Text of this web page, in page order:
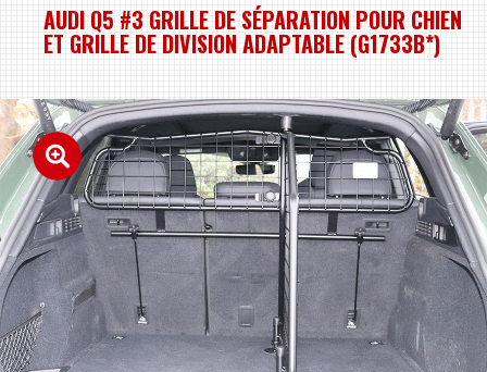
AUDI Q5 #3 GRILLE DE SÉPARATION POUR CHIEN
ET GRILLE DE DIVISION ADAPTABLE (G1733B*)